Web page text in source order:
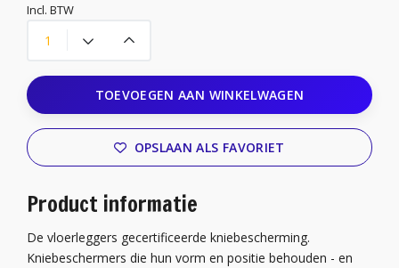
Incl. BTW
TOEVOEGEN AAN WINKELWAGEN
OPSLAAN ALS FAVORIET
Product informatie
De vloerleggers gecertificeerde kniebescherming.
Kniebeschermers die hun vorm en positie behouden - en